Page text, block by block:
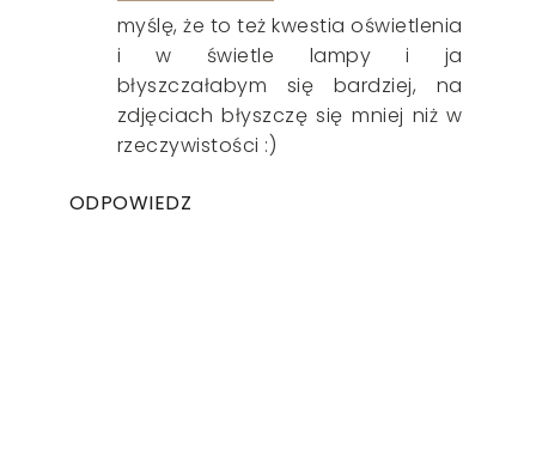
myślę, że to też kwestia oświetlenia
i w świetle lampy i ja
błyszczałabym się bardziej, na
zdjęciach błyszczę się mniej niż w
rzeczywistości :)
ODPOWIEDZ